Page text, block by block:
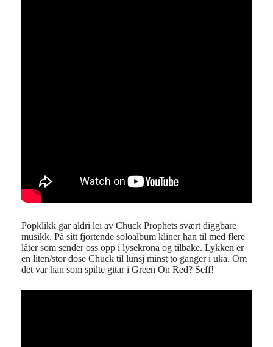
Popklikk går aldri lei av Chuck Prophets svært diggbare
musikk. På sitt fjortende soloalbum kliner han til med flere
låter som sender oss opp i lysekrona og tilbake. Lykken er
en liten/stor dose Chuck til lunsj minst to ganger i uka. Om
det var han som spilte gitar i Green On Red? Seff!